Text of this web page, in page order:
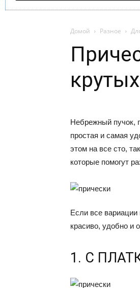
Домой Разное
Небрежный пучок,
простая и самая
этом на все сто,
которые помогут
Если все
красиво, удобно и
1. С